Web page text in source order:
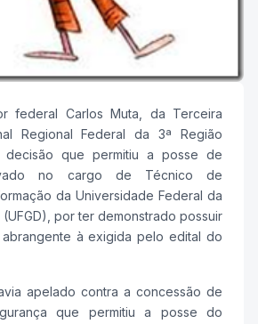
federal Carlos Muta, da Terceira
Regional Federal da 3ª Região
decisão que permitiu a posse de
no cargo de Técnico de
da Universidade Federal da
por ter demonstrado possuir
abrangente à exigida pelo edital do
apelado contra a concessão de
que permitiu a posse do